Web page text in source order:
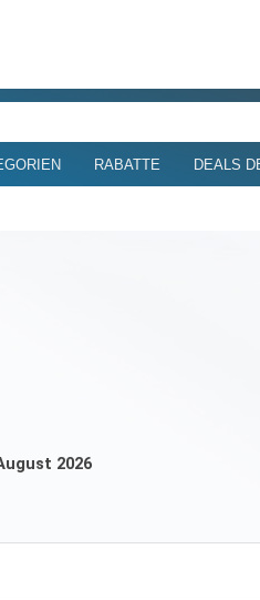
RABATTE DEALS
2026